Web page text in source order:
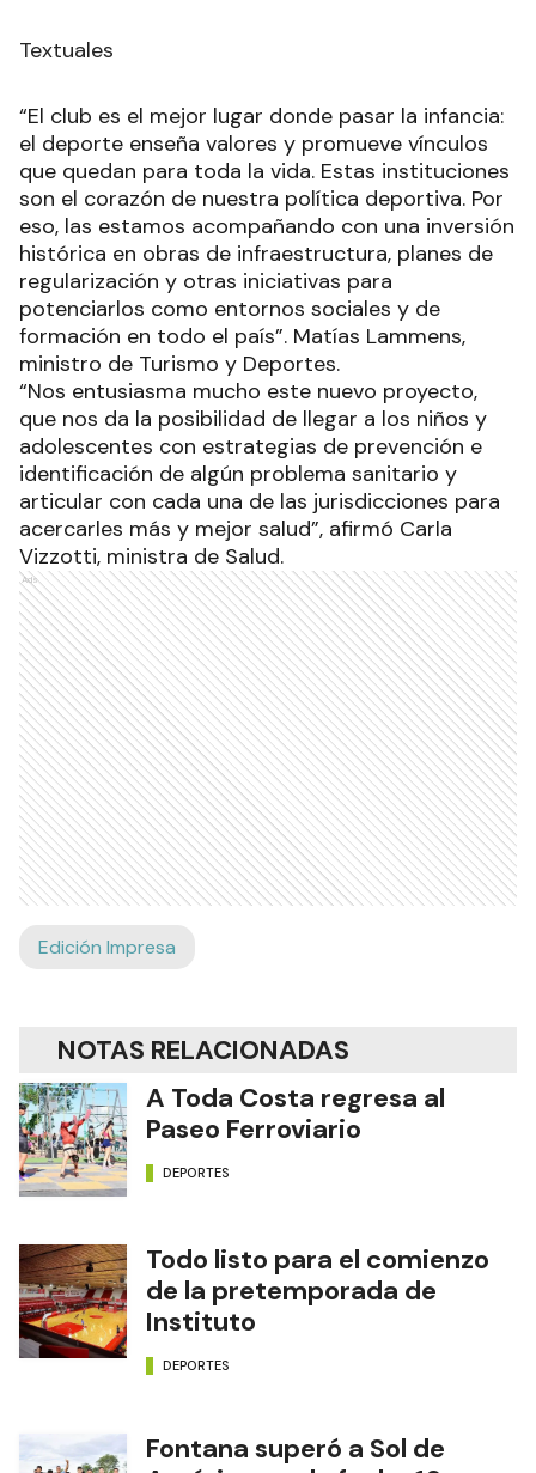
Textuales
“El club es el mejor lugar donde pasar la infancia:
el deporte enseña valores y promueve vínculos
que quedan para toda la vida. Estas instituciones
son el corazón de nuestra política deportiva. Por
eso, las estamos acompañando con una inversión
histórica en obras de infraestructura, planes de
regularización y otras iniciativas para
potenciarlos como entornos sociales y de
formación en todo el país”. Matías Lammens,
ministro de Turismo y Deportes.
“Nos entusiasma mucho este nuevo proyecto,
que nos da la posibilidad de llegar a los niños y
adolescentes con estrategias de prevención e
identificación de algún problema sanitario y
articular con cada una de las jurisdicciones para
acercarles más y mejor salud”, afirmó Carla
Vizzotti, ministra de Salud.
Ads
Edición Impresa
NOTAS RELACIONADAS
A Toda Costa regresa al
Paseo Ferroviario
DEPORTES
Todo listo para el comienzo
de la pretemporada de
Instituto
DEPORTES
Fontana superó a Sol de